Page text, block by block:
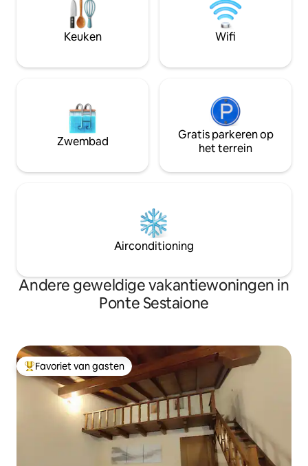
van het huis is smaakvol ingericht,
Toscaanse materialen, veel passie om
het netjes en up-to-date te houden
degenen die op
de magie van de
zonder in te
authenticiteit.
Keuken Wifi
Zwembad
Gratis parkeren op
het terrein
Airconditioning
Andere geweldige vakantiewoningen in
Ponte Sestaione
Topfavoriet van gasten
Favoriet van gasten